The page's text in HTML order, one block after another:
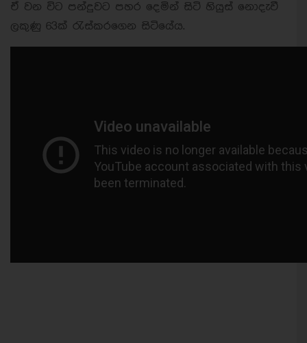
ඒ වන විට පන්දුවට පහර දෙමින් සිටි හියුස් නොදැවී
ලකුණු 63ක් රැස්කරගෙන සිටියේය.